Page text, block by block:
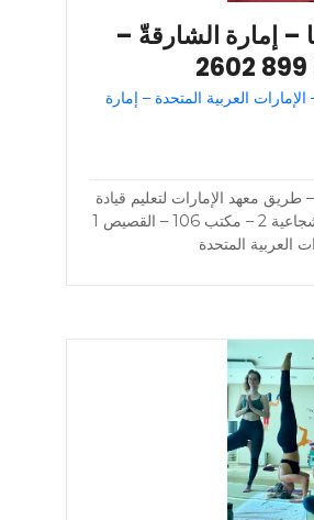
– إمارة الشارقةّ –
العربية المتحدة – إمارة
سجايا 2 – طريق معهد الإمارات لتعليم قيادة
السيارات – الشجاعية 2 – مكتب 106 – القصيص 1
العربية المتحدة